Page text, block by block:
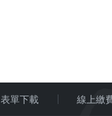
表單下載 線上繳